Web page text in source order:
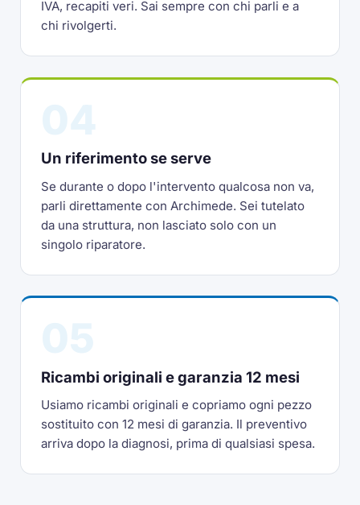
IVA, recapiti veri. Sai sempre con chi parli e a
chi rivolgerti.
Un riferimento se serve
Se durante o dopo l'intervento qualcosa non va,
parli direttamente con Archimede. Sei tutelato
da una struttura, non lasciato solo con un
singolo riparatore.
Ricambi originali e garanzia 12 mesi
Usiamo ricambi originali e copriamo ogni pezzo
sostituito con 12 mesi di garanzia. Il preventivo
arriva dopo la diagnosi, prima di qualsiasi spesa.